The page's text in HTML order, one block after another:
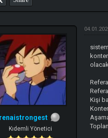
renaistrongest
Kıdemli Yönetici
Kişi